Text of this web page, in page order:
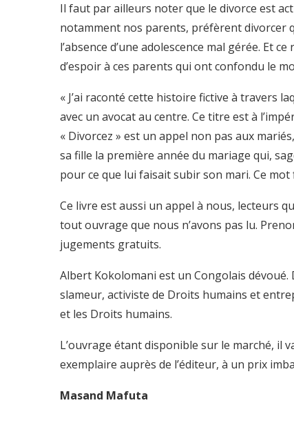
Il faut par ailleurs noter que le divorce est
notamment nos parents, préfèrent divorcer
l’absence d’une adolescence mal gérée. Et
d’espoir à ces parents qui ont confondu le
« J’ai raconté cette histoire fictive à travers
avec un avocat au centre. Ce titre est à
« Divorcez » est un appel non pas aux
sa fille la première année du mariage qui,
pour ce que lui faisait subir son mari. Ce
Ce livre est aussi un appel à nous, lecteurs
tout ouvrage que nous n’avons pas lu.
jugements gratuits.
Albert Kokolomani est un Congolais dévoué.
slameur, activiste de Droits humains et
et les Droits humains.
L’ouvrage étant disponible sur le marché, il
exemplaire auprès de l’éditeur, à un prix
Masand Mafuta